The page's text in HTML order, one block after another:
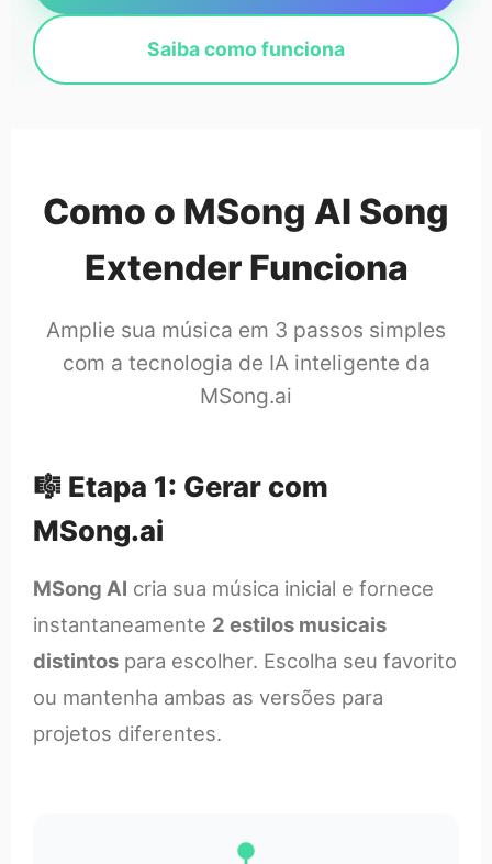
Saiba como funciona
Como o MSong AI Song
Extender Funciona
Amplie sua música em 3 passos simples
com a tecnologia de IA inteligente da
MSong.ai
🎼 Etapa 1: Gerar com
MSong.ai
MSong AI cria sua música inicial e fornece
instantaneamente 2 estilos musicais
distintos para escolher. Escolha seu favorito
ou mantenha ambas as versões para
projetos diferentes.